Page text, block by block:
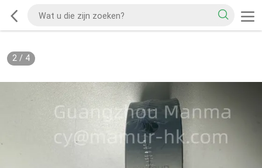
2/ 4